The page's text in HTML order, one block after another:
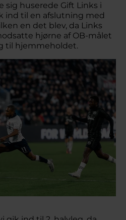
huserede Gift Links i
ind til en afslutning med
en det blev, da Links
hjørne af OB-målet
til hjemmeholdet.